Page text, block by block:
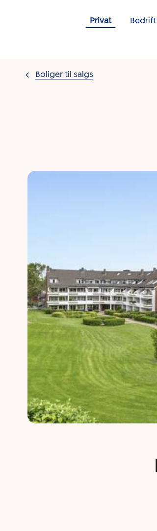
Privat
Bedrift
Boliger til salgs